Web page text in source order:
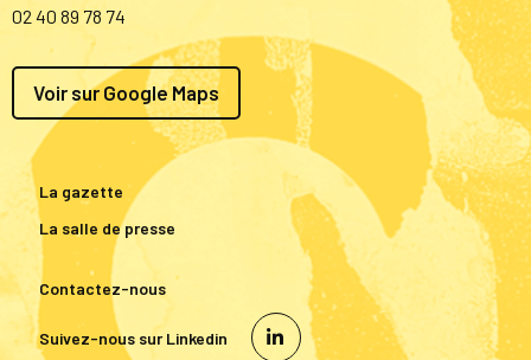
02 40 89 78 74
Voir sur Google Maps
La gazette
La salle de presse
Contactez-nous
Suivez-nous sur Linkedin